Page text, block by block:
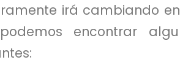
irá cambiando
encontrar